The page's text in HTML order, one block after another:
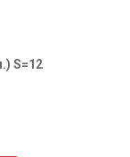
S=12